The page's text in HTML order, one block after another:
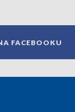
FACEBOOKU